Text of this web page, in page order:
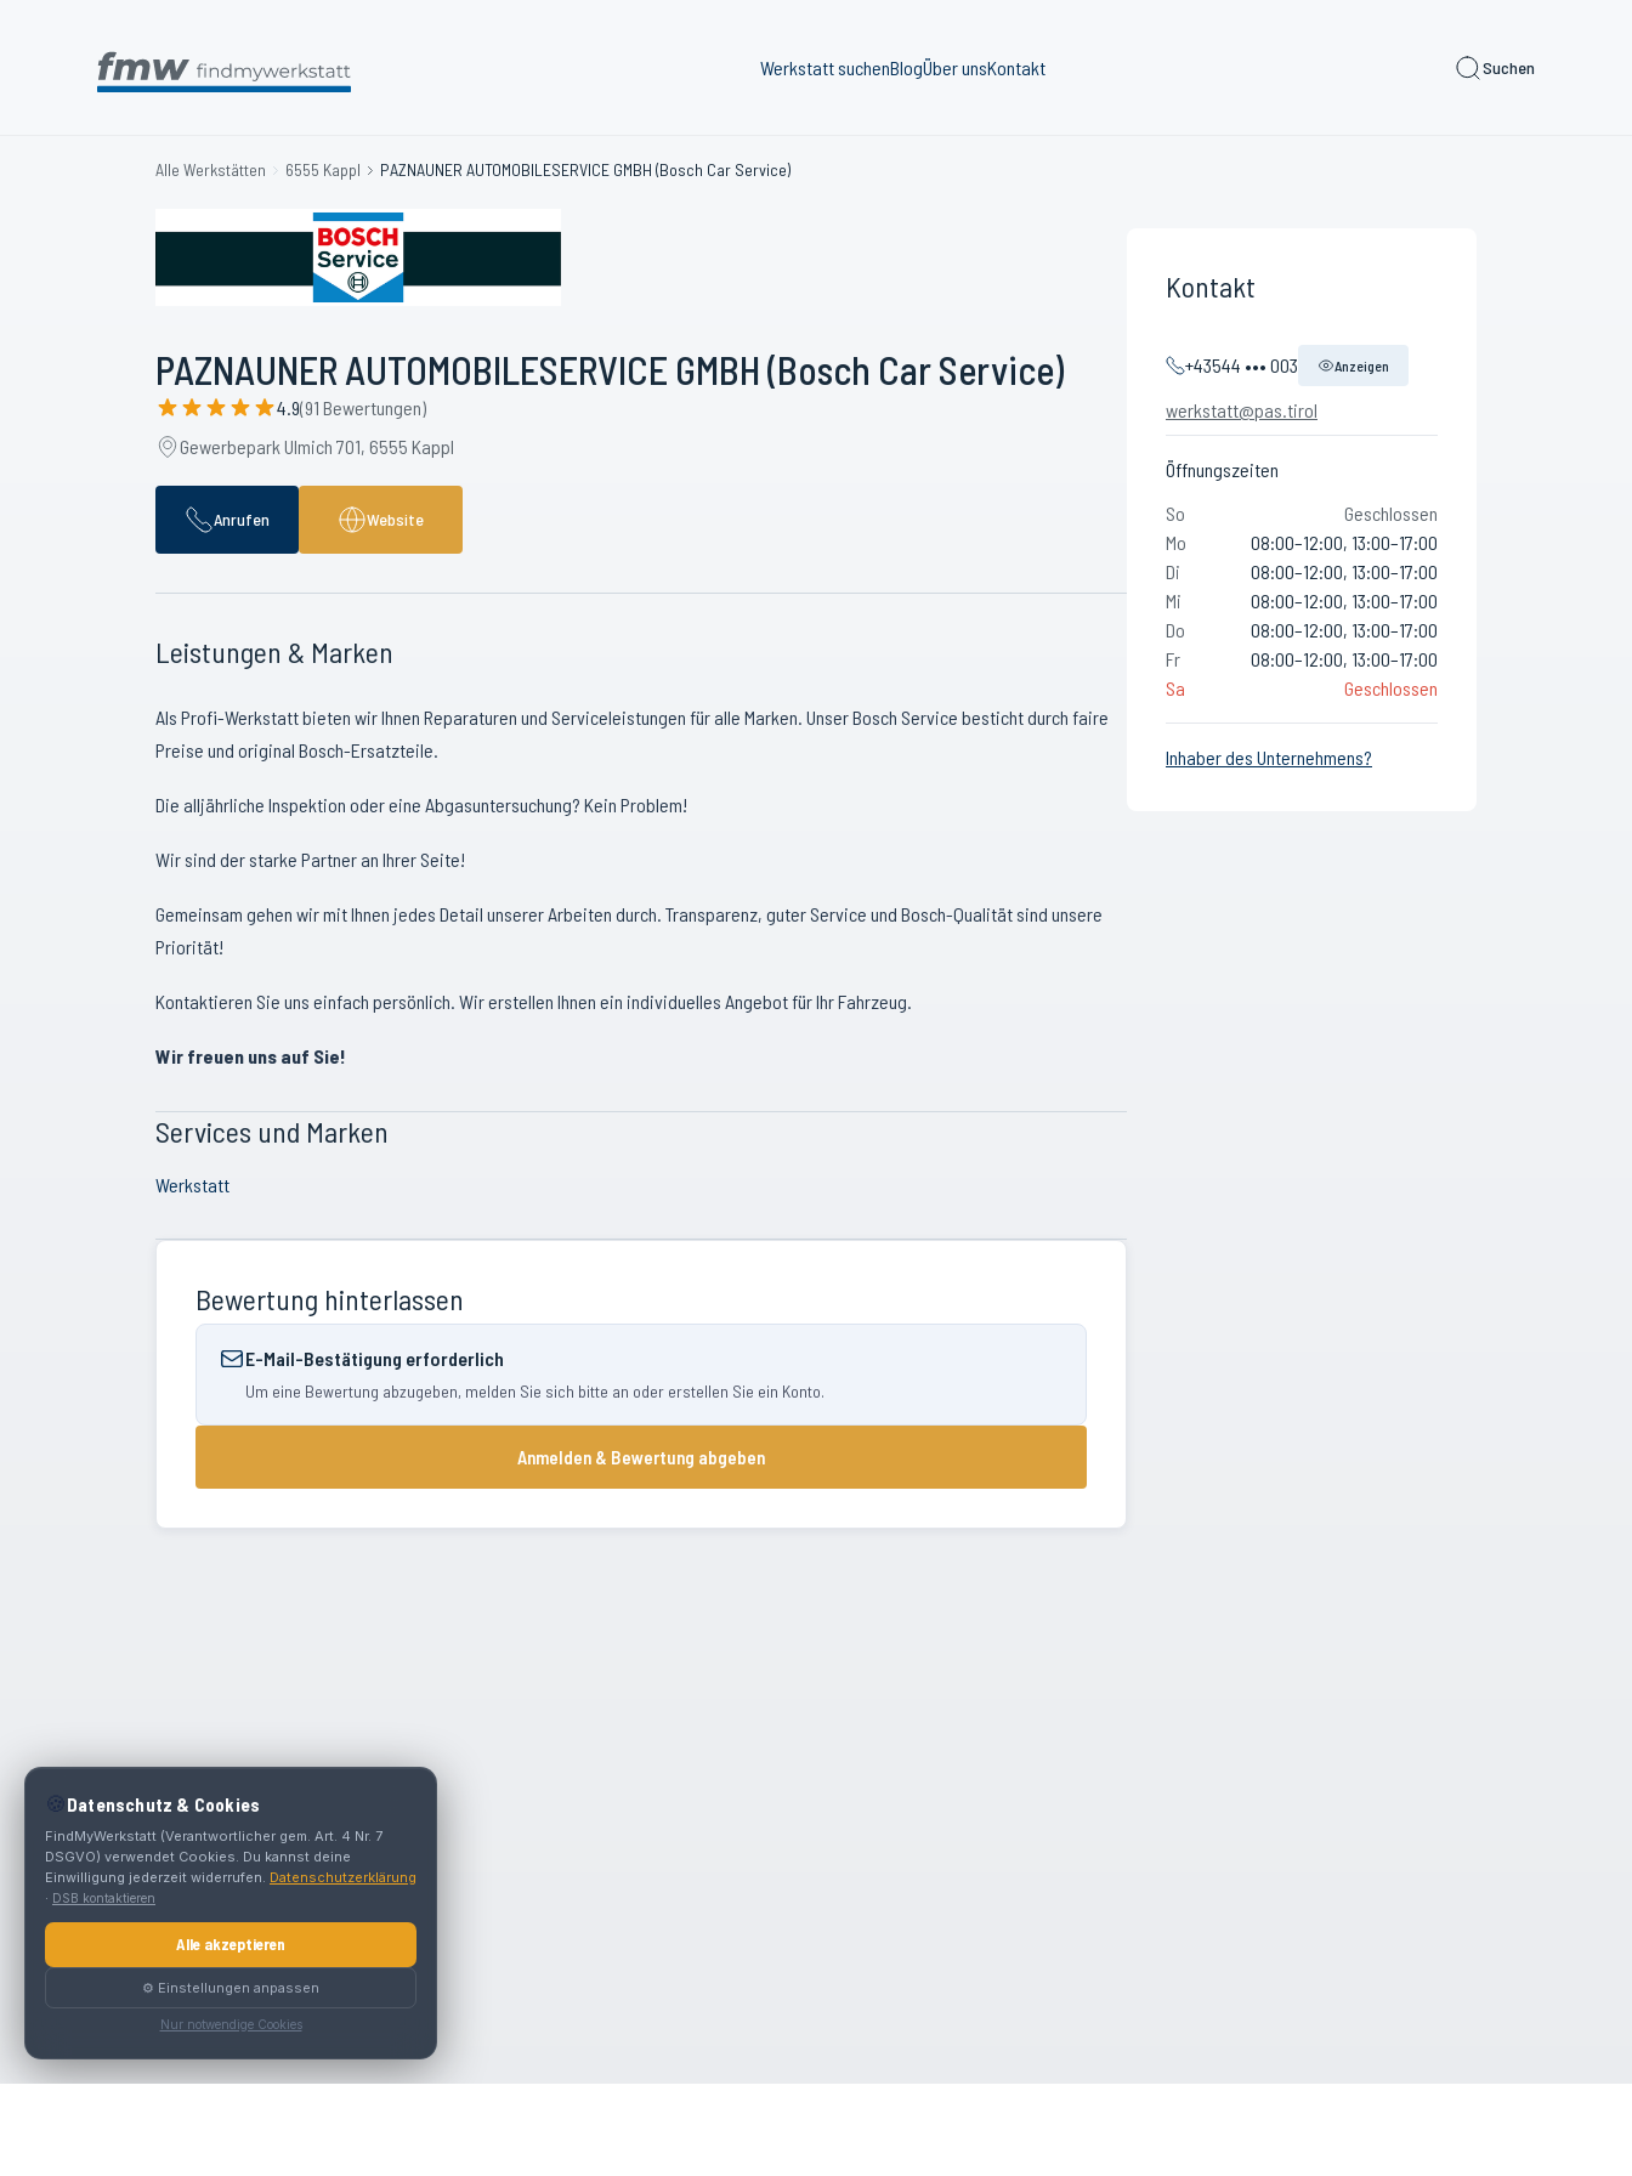
Werkstatt suchenBlogÜber unsKontakt Suchen
Alle Werkstätten 6555 Kappl PAZNAUNER AUTOMOBILESERVICE GMBH (Bosch Car Service)
PAZNAUNER AUTOMOBILESERVICE GMBH (Bosch Car Service)
4.9(91 Bewertungen)
Gewerbepark Ulmich 701, 6555 Kappl
Anrufen Website
Leistungen & Marken
Als Profi-Werkstatt bieten wir Ihnen Reparaturen und Serviceleistungen für alle Marken. Unser Bosch Service besticht durch faire
Preise und original Bosch-Ersatzteile.
Die alljährliche Inspektion oder eine Abgasuntersuchung? Kein Problem!
Wir sind der starke Partner an Ihrer Seite!
Gemeinsam gehen wir mit Ihnen jedes Detail unserer Arbeiten durch. Transparenz, guter Service und Bosch-Qualität sind unsere
Priorität!
Kontaktieren Sie uns einfach persönlich. Wir erstellen Ihnen ein individuelles Angebot für Ihr Fahrzeug.
Wir freuen uns auf Sie!
Services und Marken
Werkstatt
Bewertung hinterlassen
E-Mail-Bestätigung erforderlich
Um eine Bewertung abzugeben, melden Sie sich bitte an oder erstellen Sie ein Konto.
Anmelden & Bewertung abgeben
Kontakt
+43544 ••• 003 Anzeigen
werkstatt@pas.tirol
Öffnungszeiten
So
Geschlossen
Mo
08:00–12:00, 13:00–17:00
Di
08:00–12:00, 13:00–17:00
Mi
08:00–12:00, 13:00–17:00
Do
08:00–12:00, 13:00–17:00
Fr
08:00–12:00, 13:00–17:00
Sa
Geschlossen
Inhaber des Unternehmens?
🍪 Datenschutz & Cookies
FindMyWerkstatt (Verantwortlicher gem. Art. 4 Nr. 7
DSGVO) verwendet Cookies. Du kannst deine
Einwilligung jederzeit widerrufen. Datenschutzerklärung
· DSB kontaktieren
Alle akzeptieren
⚙️ Einstellungen anpassen
Nur notwendige Cookies